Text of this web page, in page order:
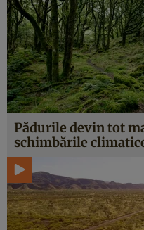
Pădurile devin tot
schimbările